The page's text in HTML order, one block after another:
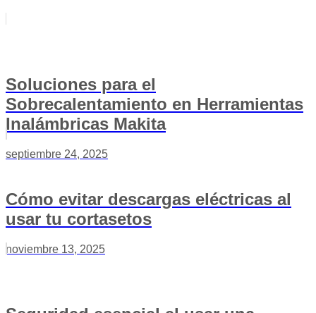
Soluciones para el
Sobrecalentamiento en Herramientas
Inalámbricas Makita
septiembre 24, 2025
Cómo evitar descargas eléctricas al
usar tu cortasetos
noviembre 13, 2025